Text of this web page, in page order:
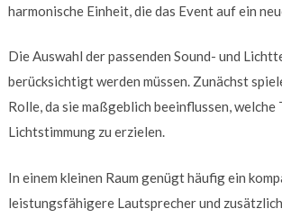
harmonische Einheit, die das Event auf ein
Die Auswahl der passenden Sound- und
berücksichtigt werden müssen. Zunächst
Rolle, da sie maßgeblich beeinflussen,
Lichtstimmung zu erzielen.
In einem kleinen Raum genügt häufig ein
leistungsfähigere Lautsprecher und